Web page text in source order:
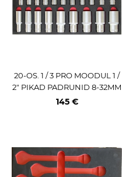
20-OS. 1 / 3 PRO MOODUL 1 /
2" PIKAD PADRUNID 8-32MM
TRIUMF
145 €